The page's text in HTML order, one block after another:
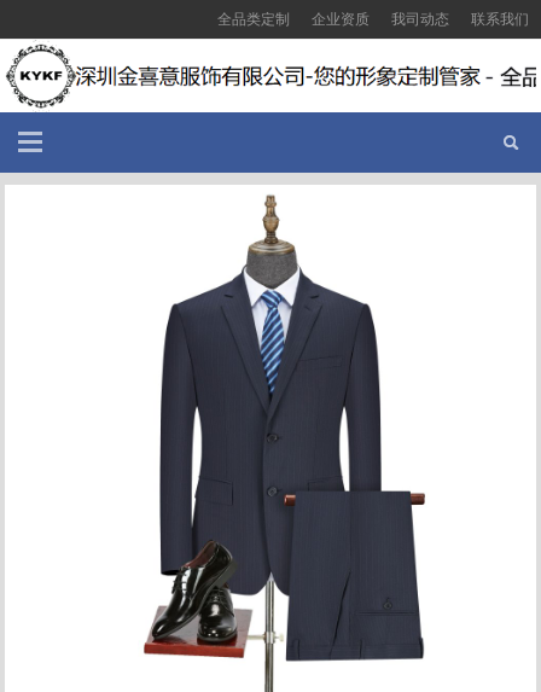
全品类定制 企业资质 我司动态 联系我们